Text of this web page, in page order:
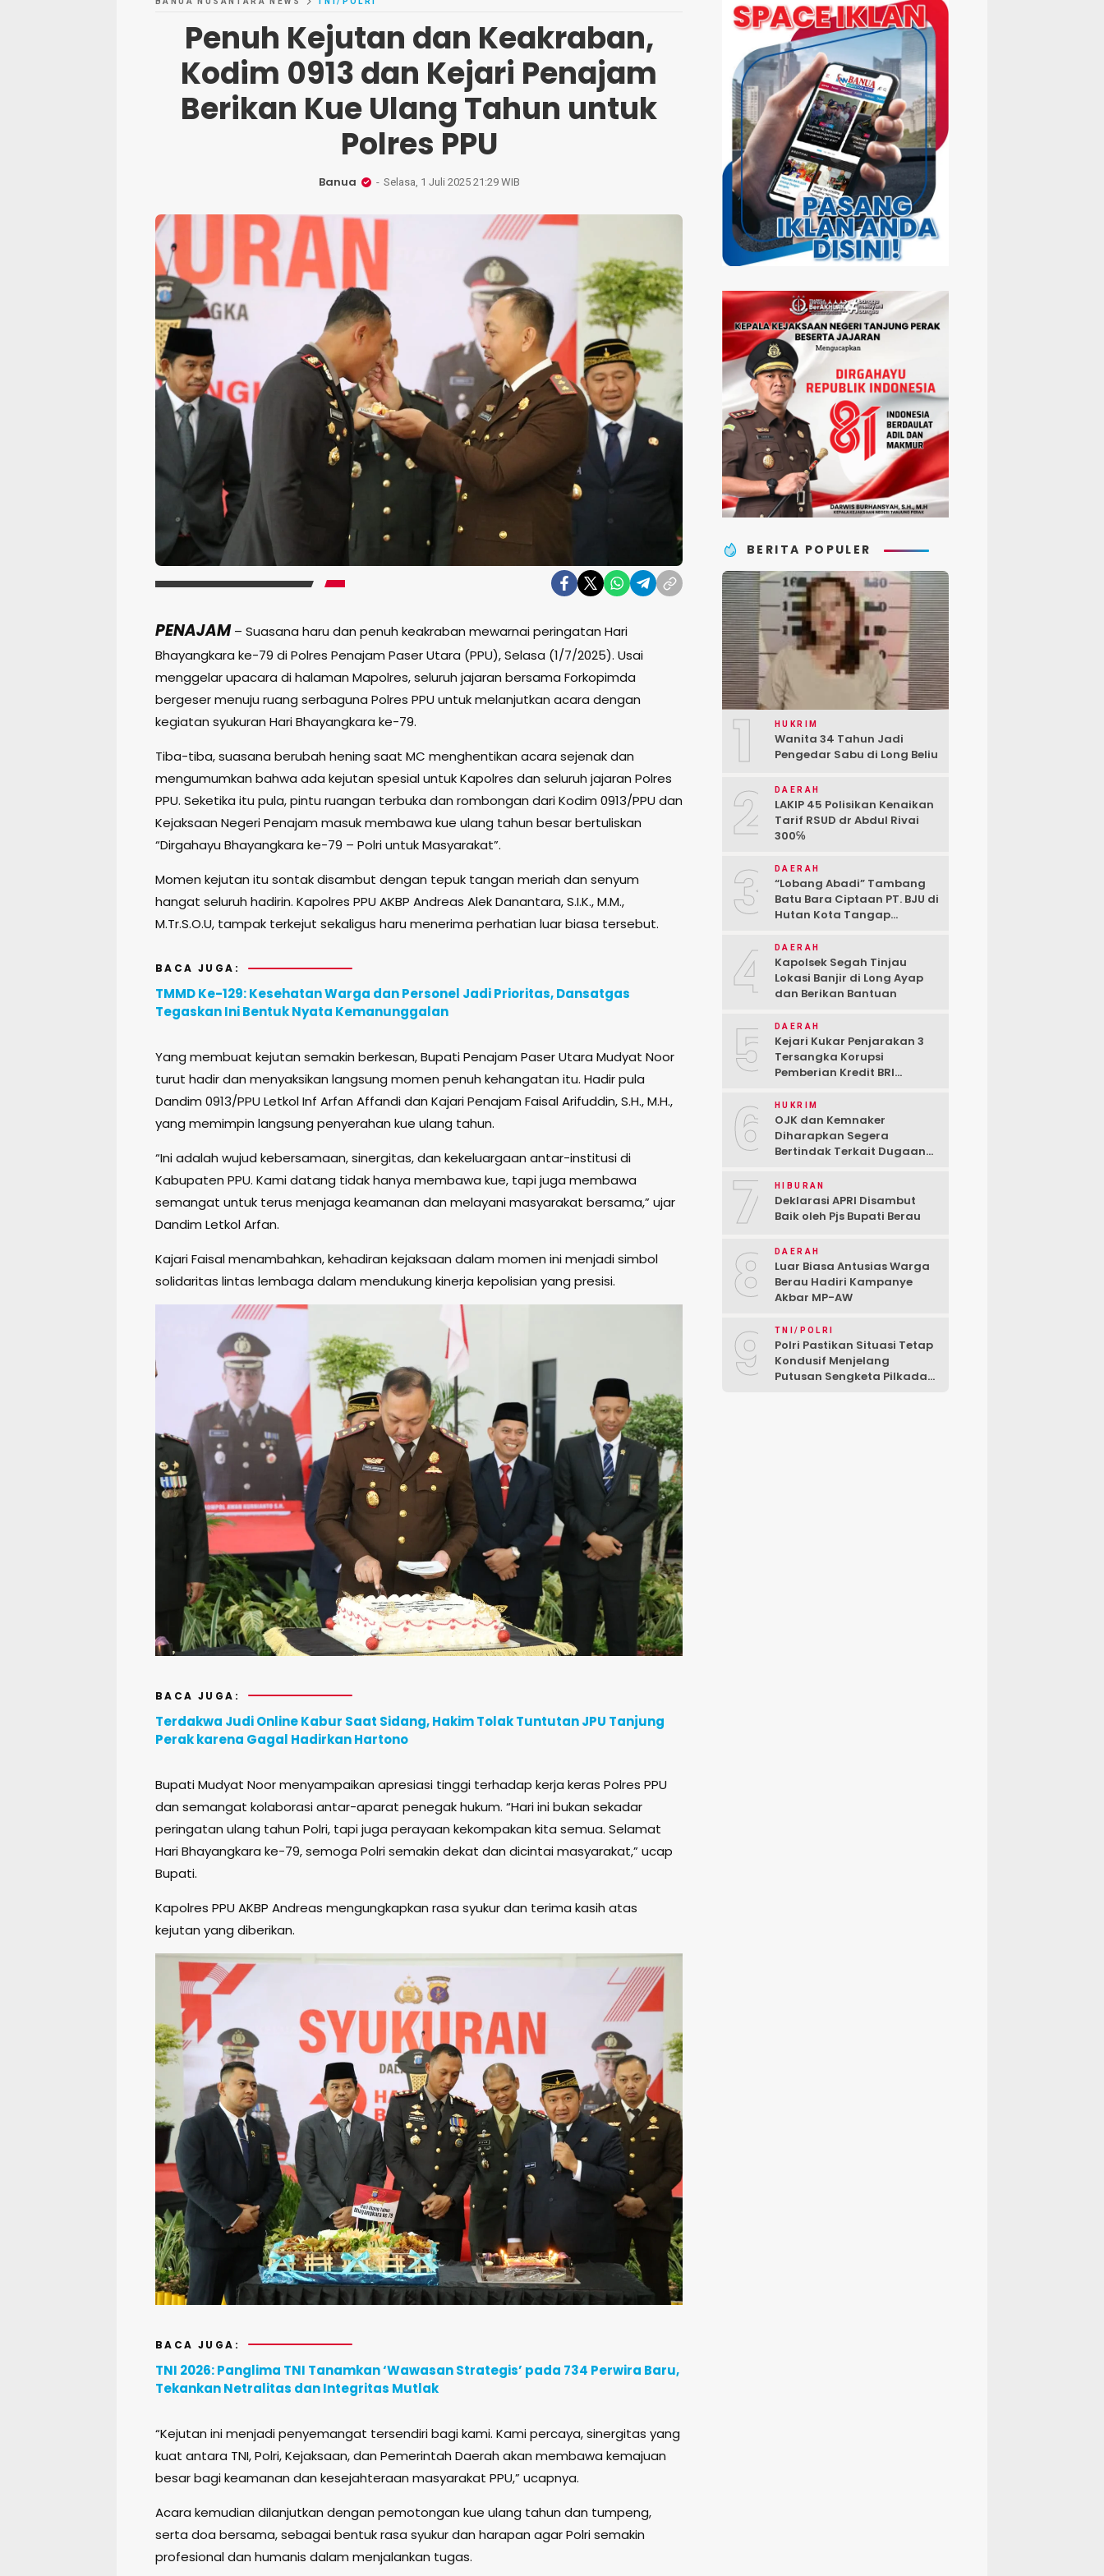
Penuh Kejutan dan Keakraban,
Kodim 0913 dan Kejari Penajam
Berikan Kue Ulang Tahun untuk
Polres PPU
Banua Selasa, 1 Juli 2025 21:29 WIB
PENAJAM – Suasana haru dan penuh keakraban mewarnai peringatan Hari
Bhayangkara ke-79 di Polres Penajam Paser Utara (PPU), Selasa (1/7/2025). Usai
menggelar upacara di halaman Mapolres, seluruh jajaran bersama Forkopimda
bergeser menuju ruang serbaguna Polres PPU untuk melanjutkan acara dengan
kegiatan syukuran Hari Bhayangkara ke-79.
Tiba-tiba, suasana berubah hening saat MC menghentikan acara sejenak dan
mengumumkan bahwa ada kejutan spesial untuk Kapolres dan seluruh jajaran Polres
PPU. Seketika itu pula, pintu ruangan terbuka dan rombongan dari Kodim 0913/PPU dan
Kejaksaan Negeri Penajam masuk membawa kue ulang tahun besar bertuliskan
“Dirgahayu Bhayangkara ke-79 – Polri untuk Masyarakat”.
Momen kejutan itu sontak disambut dengan tepuk tangan meriah dan senyum
hangat seluruh hadirin. Kapolres PPU AKBP Andreas Alek Danantara, S.I.K., M.M.,
M.Tr.S.O.U, tampak terkejut sekaligus haru menerima perhatian luar biasa tersebut.
BACA JUGA:
TMMD Ke-129: Kesehatan Warga dan Personel Jadi Prioritas, Dansatgas
Tegaskan Ini Bentuk Nyata Kemanunggalan
Yang membuat kejutan semakin berkesan, Bupati Penajam Paser Utara Mudyat Noor
turut hadir dan menyaksikan langsung momen penuh kehangatan itu. Hadir pula
Dandim 0913/PPU Letkol Inf Arfan Affandi dan Kajari Penajam Faisal Arifuddin, S.H., M.H.,
yang memimpin langsung penyerahan kue ulang tahun.
“Ini adalah wujud kebersamaan, sinergitas, dan kekeluargaan antar-institusi di
Kabupaten PPU. Kami datang tidak hanya membawa kue, tapi juga membawa
semangat untuk terus menjaga keamanan dan melayani masyarakat bersama,” ujar
Dandim Letkol Arfan.
Kajari Faisal menambahkan, kehadiran kejaksaan dalam momen ini menjadi simbol
solidaritas lintas lembaga dalam mendukung kinerja kepolisian yang presisi.
BACA JUGA:
Terdakwa Judi Online Kabur Saat Sidang, Hakim Tolak Tuntutan JPU Tanjung
Perak karena Gagal Hadirkan Hartono
Bupati Mudyat Noor menyampaikan apresiasi tinggi terhadap kerja keras Polres PPU
dan semangat kolaborasi antar-aparat penegak hukum. “Hari ini bukan sekadar
peringatan ulang tahun Polri, tapi juga perayaan kekompakan kita semua. Selamat
Hari Bhayangkara ke-79, semoga Polri semakin dekat dan dicintai masyarakat,” ucap
Bupati.
Kapolres PPU AKBP Andreas mengungkapkan rasa syukur dan terima kasih atas
kejutan yang diberikan.
BACA JUGA:
TNI 2026: Panglima TNI Tanamkan ‘Wawasan Strategis’ pada 734 Perwira Baru,
Tekankan Netralitas dan Integritas Mutlak
“Kejutan ini menjadi penyemangat tersendiri bagi kami. Kami percaya, sinergitas yang
kuat antara TNI, Polri, Kejaksaan, dan Pemerintah Daerah akan membawa kemajuan
besar bagi keamanan dan kesejahteraan masyarakat PPU,” ucapnya.
Acara kemudian dilanjutkan dengan pemotongan kue ulang tahun dan tumpeng,
serta doa bersama, sebagai bentuk rasa syukur dan harapan agar Polri semakin
profesional dan humanis dalam menjalankan tugas.
BERITA POPULER
1 HUKRIM
Wanita 34 Tahun Jadi
Pengedar Sabu di Long Beliu
2 DAERAH
LAKIP 45 Polisikan Kenaikan
Tarif RSUD dr Abdul Rivai
300℅
3 DAERAH
“Lobang Abadi” Tambang
Batu Bara Ciptaan PT. BJU di
Hutan Kota Tangap
4 DAERAH
Kapolsek Segah Tinjau
Lokasi Banjir di Long Ayap
dan Berikan Bantuan
5 DAERAH
Kejari Kukar Penjarakan 3
Tersangka Korupsi
Pemberian Kredit BRI
6 HUKRIM
OJK dan Kemnaker
Diharapkan Segera
Bertindak Terkait Dugaan
Sesuka Hati
7 HIBURAN
Deklarasi APRI Disambut
Baik oleh Pjs Bupati Berau
8 DAERAH
Luar Biasa Antusias Warga
Berau Hadiri Kampanye
Akbar MP-AW
9 TNI/POLRI
Polri Pastikan Situasi Tetap
Kondusif Menjelang
Putusan Sengketa Pilkada